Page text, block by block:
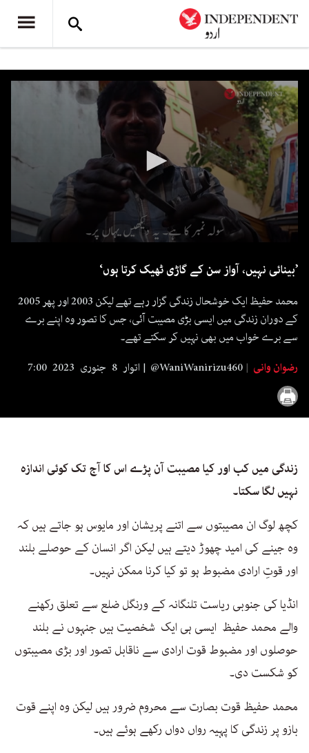
18
’بینائی نہیں، آواز سن کے گاڑی ٹھیک کرتا ہوں‘
محمد حفیظ ایک خوشحال زندگی گزار رہے تھے لیکن 2003 اور پھر 2005
کے دوران زندگی میں ایسی بڑی مصیبت آئی، جس کا تصور وہ اپنے برے
سے برے خواب میں بھی نہیں کر سکتے تھے۔
رضوان وانی
@WaniWanirizu460 اتوار 8 جنوری 2023 7:00
زندگی میں کب اور کیا مصیبت آن پڑے اس کا آج تک کوئی اندازہ
نہیں لگا سکتا۔
کچھ لوگ ان مصیبتوں سے اتنے پریشان اور مایوس ہو جاتے ہیں کہ
وہ جینے کی امید چھوڑ دیتے ہیں لیکن اگر انسان کے حوصلے بلند
اور قوتِ ارادی مضبوط ہو تو کیا کرنا ممکن نہیں۔
انڈیا کی جنوبی ریاست تلنگانہ کے ورنگل ضلع سے تعلق رکھنے
والے محمد حفیظ ایسی ہی ایک شخصیت ہیں جنہوں نے بلند
حوصلوں اور مضبوط قوت ارادی سے ناقابل تصور اور بڑی مصیبتوں
کو شکست دی۔
محمد حفیظ قوت بصارت سے محروم ضرور ہیں لیکن وہ اپنے قوت
بازو پر زندگی کا پہیہ رواں دواں رکھے ہوئے ہیں۔